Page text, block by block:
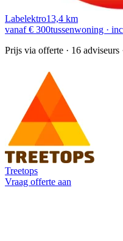
Labelektro13,4 km
vanaf € 300tussenwoning ·
Prijs via offerte · 16
Treetops
Vraag offerte aan